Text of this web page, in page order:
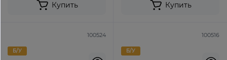
Купить Купить
100524
Б/У
100516
Б/У